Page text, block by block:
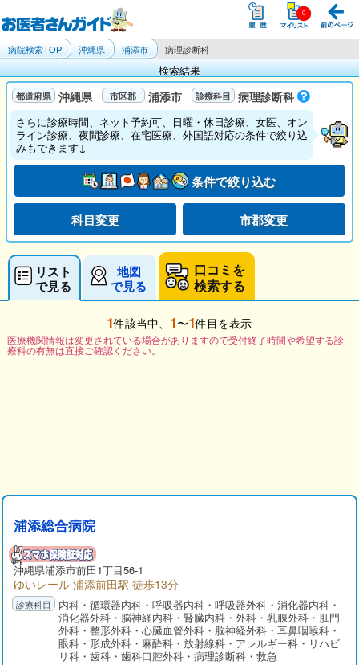
病院検索TOP 沖縄県 浦添市 病理診断科
検索結果
沖縄県 浦添市 病理診断科
さらに診療時間、ネット予約可、日曜・休日診療、女医、オン
ライン診療、夜間診療、在宅医療、外国語対応の条件で絞り込
みもできます↓
条件で絞り込む
科目変更 市郡変更
リスト
で見る
地図
で見る
口コミを
検索する
1件該当中、 1〜1件目を表示
医療機関情報は変更されている場合がありますので受付終了時間や希望する診
療科の有無は直接ご確認ください。
浦添総合病院
沖縄県浦添市前田1丁目56-1
ゆいレール 浦添前田駅 徒歩13分
内科・循環器内科・呼吸器内科・呼吸器外科・消化器内科・
消化器外科・脳神経内科・腎臓内科・外科・乳腺外科・肛門
外科・整形外科・心臓血管外科・脳神経外科・耳鼻咽喉科・
眼科・形成外科・麻酔科・放射線科・アレルギー科・リハビ
リ科・歯科・歯科口腔外科・病理診断科・救急